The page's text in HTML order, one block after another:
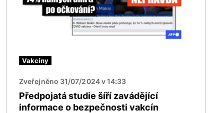
Vakcíny
Zveřejněno 31/07/2024 v 14:33
Předpojatá studie šíří zavádějící
informace o bezpečnosti vakcín